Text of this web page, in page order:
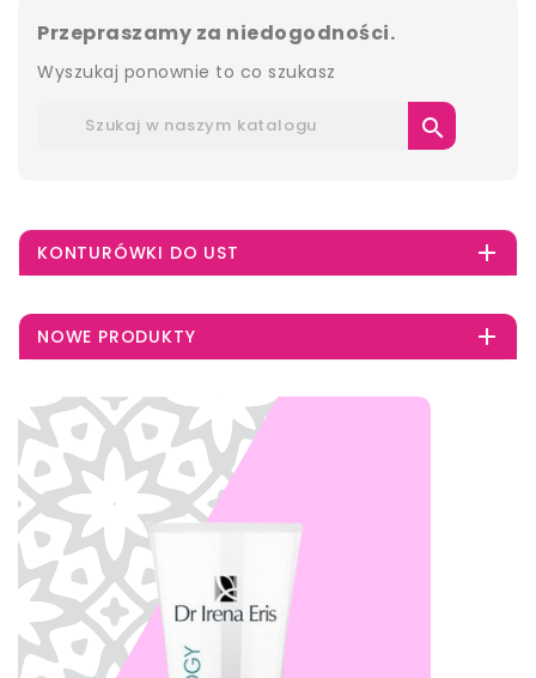
Przepraszamy za niedogodności.
Wyszukaj ponownie to co szukasz

KONTURÓWKI DO UST 
NOWE PRODUKTY 